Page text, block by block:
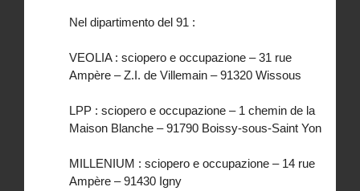
Nel dipartimento del 91 :
VEOLIA : sciopero e occupazione – 31 rue
Ampère – Z.I. de Villemain – 91320 Wissous
LPP : sciopero e occupazione – 1 chemin de la
Maison Blanche – 91790 Boissy-sous-Saint Yon
MILLENIUM : sciopero e occupazione – 14 rue
Ampère – 91430 Igny